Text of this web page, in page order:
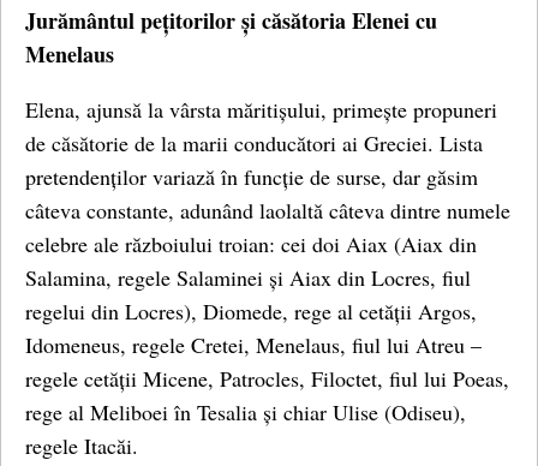
Jurământul pețitorilor și căsătoria Elenei cu
Menelaus
Elena, ajunsă la vârsta măritișului, primește propuneri
de căsătorie de la marii conducători ai Greciei. Lista
pretendenților variază în funcție de surse, dar găsim
câteva constante, adunând laolaltă câteva dintre numele
celebre ale războiului troian: cei doi Aiax (Aiax din
Salamina, regele Salaminei și Aiax din Locres, fiul
regelui din Locres), Diomede, rege al cetății Argos,
Idomeneus, regele Cretei, Menelaus, fiul lui Atreu –
regele cetății Micene, Patrocles, Filoctet, fiul lui Poeas,
rege al Meliboei în Tesalia și chiar Ulise (Odiseu),
regele Itacăi.